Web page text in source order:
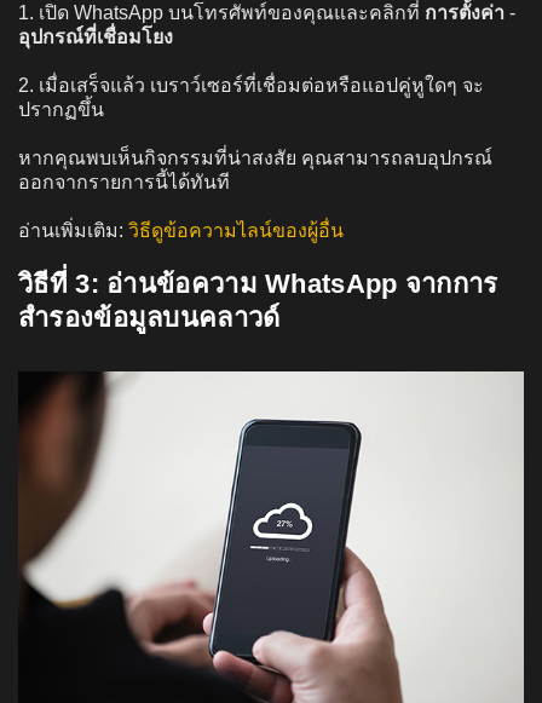
1. เปิด WhatsApp บนโทรศัพท์ของคุณและคลิกที่ การตั้งค่า -
อุปกรณ์ที่เชื่อมโยง
2. เมื่อเสร็จแล้ว เบราว์เซอร์ที่เชื่อมต่อหรือแอปคู่หูใดๆ จะ
ปรากฏขึ้น
หากคุณพบเห็นกิจกรรมที่น่าสงสัย คุณสามารถลบอุปกรณ์
ออกจากรายการนี้ได้ทันที
อ่านเพิ่มเติม: วิธีดูข้อความไลน์ของผู้อื่น
วิธีที่ 3: อ่านข้อความ WhatsApp จากการ
สำรองข้อมูลบนคลาวด์